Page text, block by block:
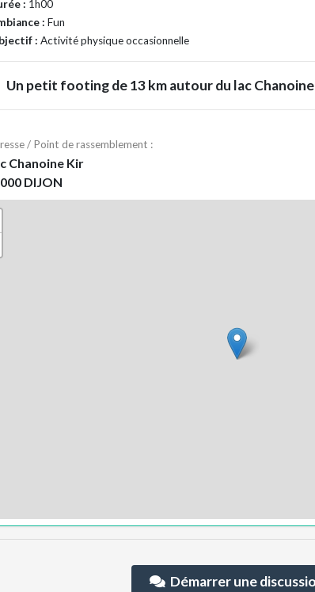
: 1h00
: Fun
: Activité physique occasionnelle
Un petit footing de 13 km autour du lac
/ Point de rassemblement :
Chanoine Kir
DIJON
Démarrer une